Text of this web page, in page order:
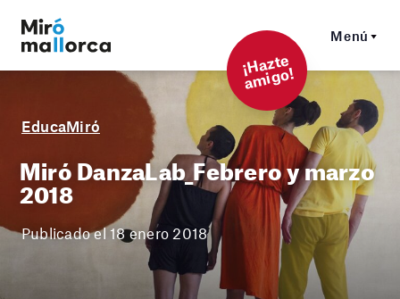
Menú
¡
Hazt
e
a
mi
g
o!
EducaMiró
Miró DanzaLab_Febrero y marzo
2018
Publicado el 18 enero 2018